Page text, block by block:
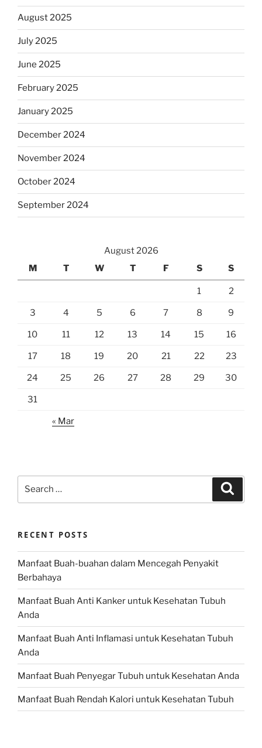
August 2025
July 2025
June 2025
February 2025
January 2025
December 2024
November 2024
October 2024
September 2024
August 2026
M
T W T F S S
1 2
3 4 5 6 7 8 9
10 11 12 13 14 15 16
17 18 19 20 21 22 23
24 25 26 27 28 29 30
31
« Mar
RECENT POSTS
Manfaat Buah-buahan dalam Mencegah Penyakit
Berbahaya
Manfaat Buah Anti Kanker untuk Kesehatan Tubuh
Anda
Manfaat Buah Anti Inflamasi untuk Kesehatan Tubuh
Anda
Manfaat Buah Penyegar Tubuh untuk Kesehatan Anda
Manfaat Buah Rendah Kalori untuk Kesehatan Tubuh